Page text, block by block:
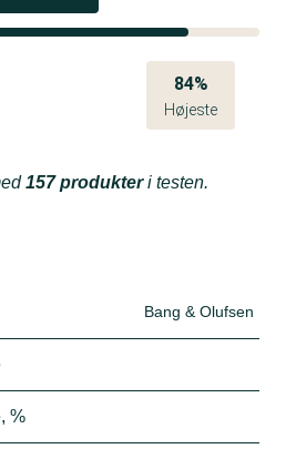
84%
Højeste
157 produkteri testen.
Bang & Olufsen
%